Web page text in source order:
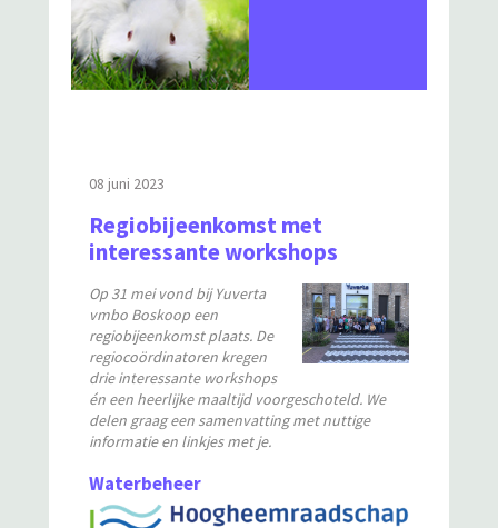
08 juni 2023
Regiobijeenkomst met
interessante workshops
Op 31 mei vond bij Yuverta
vmbo Boskoop een
regiobijeenkomst plaats. De
regiocoördinatoren kregen
drie interessante workshops
én een heerlijke maaltijd voorgeschoteld. We
delen graag een samenvatting met nuttige
informatie en linkjes met je.
Waterbeheer